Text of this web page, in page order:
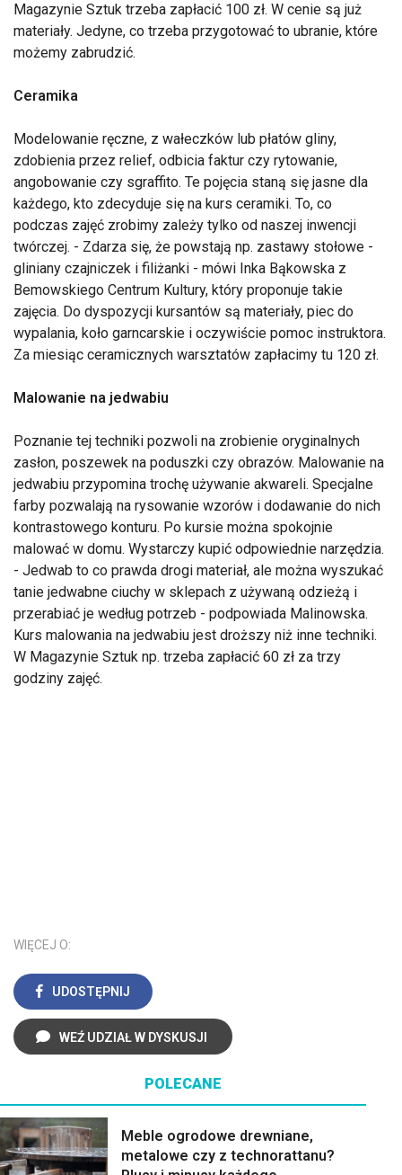
Magazynie Sztuk trzeba zapłacić 100 zł. W cenie są już
materiały. Jedyne, co trzeba przygotować to ubranie, które
możemy zabrudzić.
Ceramika
Modelowanie ręczne, z wałeczków lub płatów gliny,
zdobienia przez relief, odbicia faktur czy rytowanie,
angobowanie czy sgraffito. Te pojęcia staną się jasne dla
każdego, kto zdecyduje się na kurs ceramiki. To, co
podczas zajęć zrobimy zależy tylko od naszej inwencji
twórczej. - Zdarza się, że powstają np. zastawy stołowe -
gliniany czajniczek i filiżanki - mówi Inka Bąkowska z
Bemowskiego Centrum Kultury, który proponuje takie
zajęcia. Do dyspozycji kursantów są materiały, piec do
wypalania, koło garncarskie i oczywiście pomoc instruktora.
Za miesiąc ceramicznych warsztatów zapłacimy tu 120 zł.
Malowanie na jedwabiu
Poznanie tej techniki pozwoli na zrobienie oryginalnych
zasłon, poszewek na poduszki czy obrazów. Malowanie na
jedwabiu przypomina trochę używanie akwareli. Specjalne
farby pozwalają na rysowanie wzorów i dodawanie do nich
kontrastowego konturu. Po kursie można spokojnie
malować w domu. Wystarczy kupić odpowiednie narzędzia.
- Jedwab to co prawda drogi materiał, ale można wyszukać
tanie jedwabne ciuchy w sklepach z używaną odzieżą i
przerabiać je według potrzeb - podpowiada Malinowska.
Kurs malowania na jedwabiu jest droższy niż inne techniki.
W Magazynie Sztuk np. trzeba zapłacić 60 zł za trzy
godziny zajęć.
WIĘCEJ O:
UDOSTĘPNIJ
WEŹ UDZIAŁ W DYSKUSJI
POLECANE
Meble ogrodowe drewniane,
metalowe czy z technorattanu?